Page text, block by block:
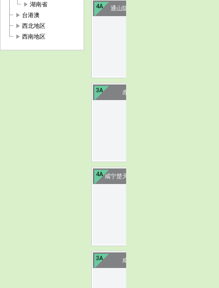
play_arrow 湖南省
play_arrow 台港澳
play_arrow 西北地区
play_arrow 西南地区
4A 通山隐水洞地质公园
3A 赤壁玄素洞
4A 咸宁楚天瑶池温泉度假村
3A 咸宁澄水洞